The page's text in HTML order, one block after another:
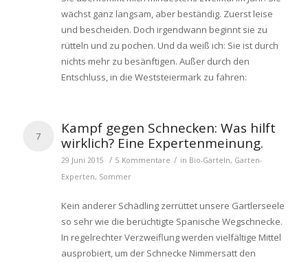
wächst ganz langsam, aber beständig. Zuerst leise
und bescheiden. Doch irgendwann beginnt sie zu
rütteln und zu pochen. Und da weiß ich: Sie ist durch
nichts mehr zu besänftigen. Außer durch den
Entschluss, in die Weststeiermark zu fahren:
7
Kampf gegen Schnecken: Was hilft
wirklich? Eine Expertenmeinung.
29 Juni 2015 / 5 Kommentare / in Bio-Garteln, Garten-
Experten, Sommer
Kein anderer Schädling zerrüttet unsere Gartlerseele
so sehr wie die berüchtigte Spanische Wegschnecke.
In regelrechter Verzweiflung werden vielfältige Mittel
ausprobiert, um der Schnecke Nimmersatt den